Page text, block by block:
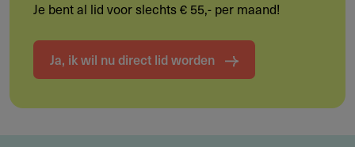
Een producent en maker realiseren een familiefilm met
internationale festivalambitie.
Je bent al lid voor slechts € 55,- per maand!
Ja, ik wil nu direct lid worden